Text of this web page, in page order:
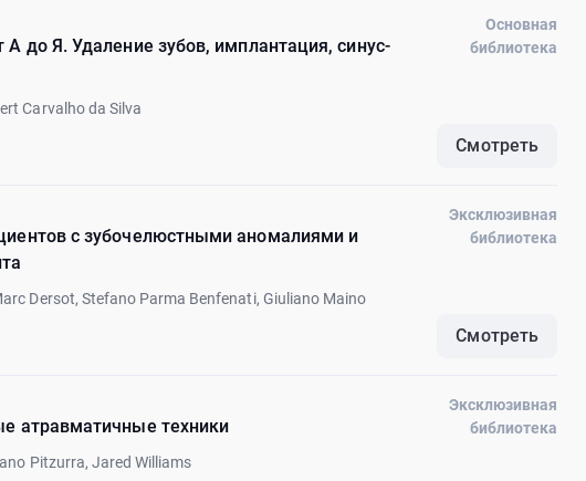
А до Я. Удаление зубов, имплантация, синус-
Carvalho da Silva
Основная
библиотека
Смотреть
с зубочелюстными аномалиями и
Dersot, Stefano Parma Benfenati, Giuliano Maino
Эксклюзивная
библиотека
Смотреть
атравматичные техники
Pitzurra, Jared Williams
Эксклюзивная
библиотека